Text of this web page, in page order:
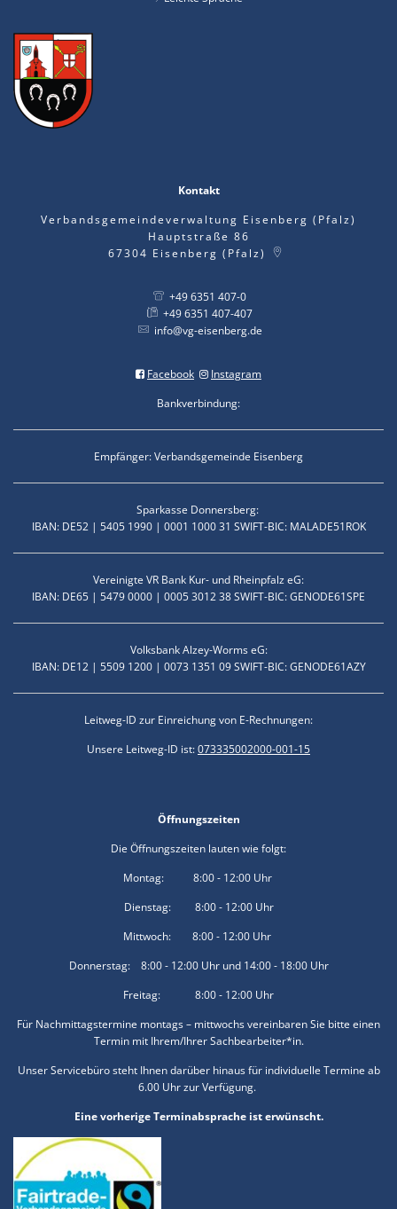
Kontakt
Verbandsgemeindeverwaltung Eisenberg (Pfalz)
Hauptstraße 86
67304 Eisenberg (Pfalz)
+49 6351 407-0
+49 6351 407-407
info@vg-eisenberg.de
Facebook
Instagram
Bankverbindung:
Empfänger: Verbandsgemeinde Eisenberg
Sparkasse Donnersberg:
IBAN: DE52 | 5405 1990 | 0001 1000 31 SWIFT-BIC: MALADE51ROK
Vereinigte VR Bank Kur- und Rheinpfalz eG:
IBAN: DE65 | 5479 0000 | 0005 3012 38 SWIFT-BIC: GENODE61SPE
Volksbank Alzey-Worms eG:
IBAN: DE12 | 5509 1200 | 0073 1351 09 SWIFT-BIC: GENODE61AZY
Leitweg-ID zur Einreichung von E-Rechnungen:
Unsere Leitweg-ID ist:073335002000-001-15
Öffnungszeiten
Die Öffnungszeiten lauten wie folgt:
Montag: 8:00 - 12:00 Uhr
Dienstag: 8:00 - 12:00 Uhr
Mittwoch: 8:00 - 12:00 Uhr
Donnerstag: 8:00 - 12:00 Uhr und 14:00 - 18:00 Uhr
Freitag: 8:00 - 12:00 Uhr
Für Nachmittagstermine montags – mittwochs vereinbaren Sie bitte einen
Termin mit Ihrem/Ihrer Sachbearbeiter*in.
Unser Servicebüro steht Ihnen darüber hinaus für individuelle Termine ab
6.00 Uhr zur Verfügung.
Eine vorherige Terminabsprache ist erwünscht.